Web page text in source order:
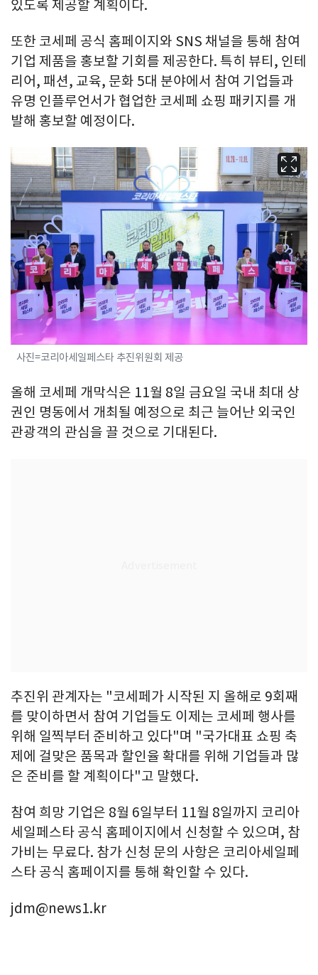
있도록 제공할 계획이다.
또한 코세페 공식 홈페이지와 SNS 채널을 통해 참여
기업 제품을 홍보할 기회를 제공한다. 특히 뷰티, 인테
리어, 패션, 교육, 문화 5대 분야에서 참여 기업들과
유명 인플루언서가 협업한 코세페 쇼핑 패키지를 개
발해 홍보할 예정이다.
사진=코리아세일페스타 추진위원회 제공
올해 코세페 개막식은 11월 8일 금요일 국내 최대 상
권인 명동에서 개최될 예정으로 최근 늘어난 외국인
관광객의 관심을 끌 것으로 기대된다.
추진위 관계자는 "코세페가 시작된 지 올해로 9회째
를 맞이하면서 참여 기업들도 이제는 코세페 행사를
위해 일찍부터 준비하고 있다"며 "국가대표 쇼핑 축
제에 걸맞은 품목과 할인율 확대를 위해 기업들과 많
은 준비를 할 계획이다"고 말했다.
참여 희망 기업은 8월 6일부터 11월 8일까지 코리아
세일페스타 공식 홈페이지에서 신청할 수 있으며, 참
가비는 무료다. 참가 신청 문의 사항은 코리아세일페
스타 공식 홈페이지를 통해 확인할 수 있다.
jdm@news1.kr